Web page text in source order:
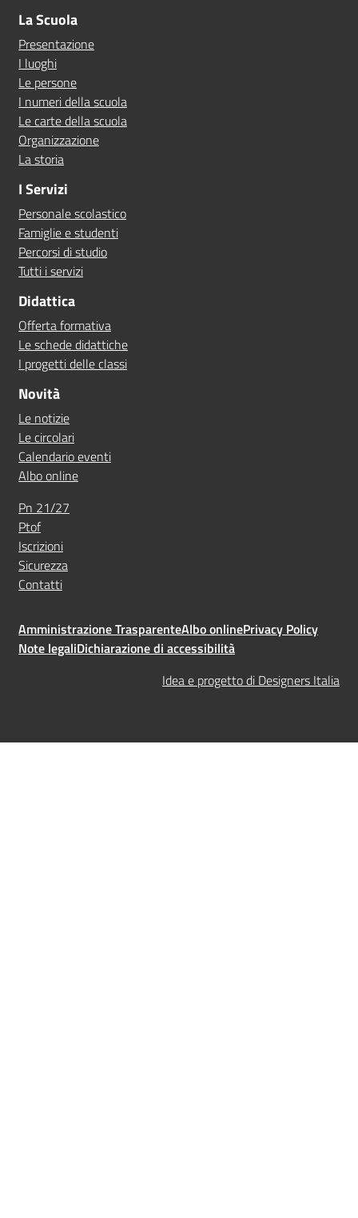
La Scuola
Presentazione
I luoghi
Le persone
I numeri della scuola
Le carte della scuola
Organizzazione
La storia
I Servizi
Personale scolastico
Famiglie e studenti
Percorsi di studio
Tutti i servizi
Didattica
Offerta formativa
Le schede didattiche
I progetti delle classi
Novità
Le notizie
Le circolari
Calendario eventi
Albo online
Pn 21/27
Ptof
Iscrizioni
Sicurezza
Contatti
Amministrazione TrasparenteAlbo onlinePrivacy Policy
Note legaliDichiarazione di accessibilità
Idea e progetto di Designers Italia